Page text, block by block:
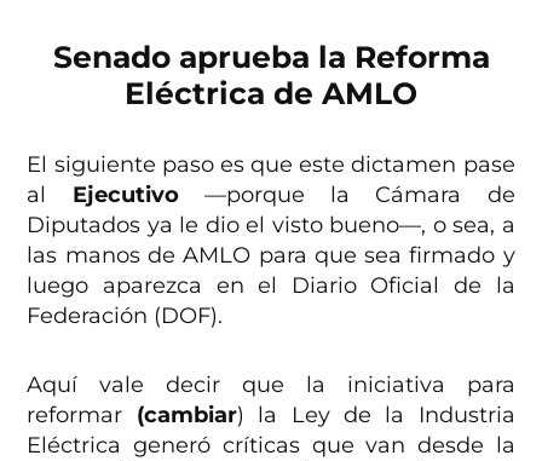
Senado aprueba la Reforma
Eléctrica de AMLO
El siguiente paso es que este dictamen pase
al Ejecutivo—porque la Cámara de
Diputados ya le dio el visto bueno—, o sea, a
las manos de AMLO para que sea firmado y
luego aparezca en el Diario Oficial de la
Federación (DOF).
Aquí vale decir que la iniciativa para
reformar (cambiar) la Ley de la Industria
Eléctrica generó críticas que van desde la